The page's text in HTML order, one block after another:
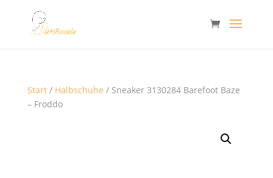
Start/ Halbschuhe / Sneaker 3130284 Barefoot Baze
– Froddo